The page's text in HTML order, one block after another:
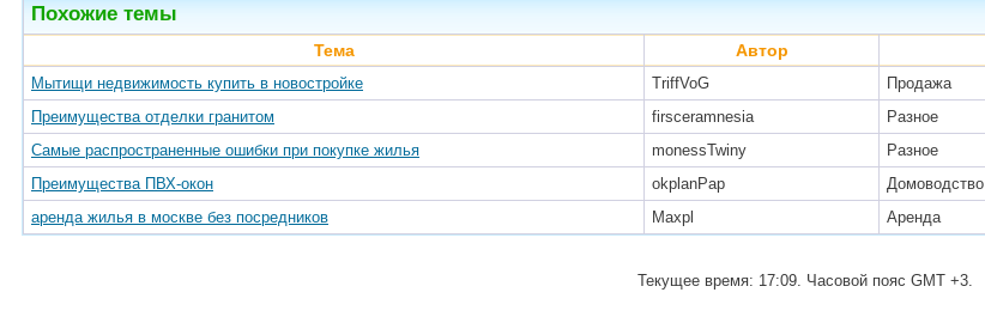
Похожие темы
Тема Автор
Мытищи недвижимость купить в новостройке TriffVoG Продажа
Преимущества отделки гранитом
firsceramnesia Разное
Самые распространенные ошибки при покупке жилья
monessTwiny Разное
Преимущества ПВХ-окон
okplanPap Домоводство
аренда жилья в москве без посредников
Maxpl Аренда
Текущее время: 17:09. Часовой пояс GMT +3.